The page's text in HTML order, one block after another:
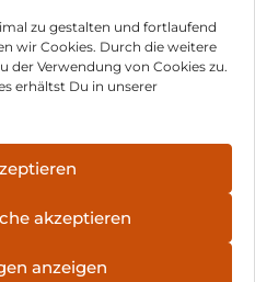
zu gestalten und fortlaufend
wir Cookies. Durch die weitere
der Verwendung von Cookies zu.
erhältst Du in unserer
akzeptieren
anzeigen